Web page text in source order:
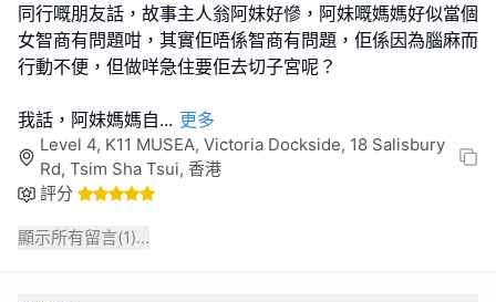
同行嘅朋友話，故事主人翁阿妹好慘，阿妹嘅媽媽好似當個
女智商有問題咁，其實佢唔係智商有問題，佢係因為腦麻而
行動不便，但做咩急住要佢去切子宮呢？
我話，阿妹媽媽自... 更多
Level 4, K11 MUSEA, Victoria Dockside, 18 Salisbury
Rd, Tsim Sha Tsui, 香港
評分
顯示所有留言(1)...